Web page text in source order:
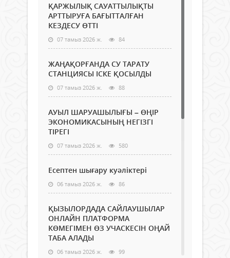
ҚАРЖЫЛЫҚ САУАТТЫЛЫҚТЫ
АРТТЫРУҒА БАҒЫТТАЛҒАН
КЕЗДЕСУ ӨТТІ
07 тамыз 2026 ж. 84
ЖАҢАҚОРҒАНДА СУ ТАРАТУ
СТАНЦИЯСЫ ІСКЕ ҚОСЫЛДЫ
07 тамыз 2026 ж. 88
АУЫЛ ШАРУАШЫЛЫҒЫ – ӨҢІР
ЭКОНОМИКАСЫНЫҢ НЕГІЗГІ
ТІРЕГІ
07 тамыз 2026 ж. 580
Есептен шығару куәліктері
06 тамыз 2026 ж. 86
ҚЫЗЫЛОРДАДА САЙЛАУШЫЛАР
ОНЛАЙН ПЛАТФОРМА
КӨМЕГІМЕН ӨЗ УЧАСКЕСІН ОҢАЙ
ТАБА АЛАДЫ
06 тамыз 2026 ж. 99